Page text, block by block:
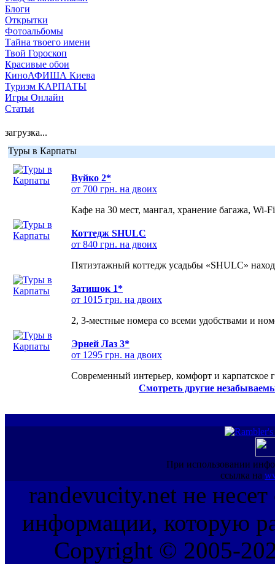
Блоги
Открытки
Фотоальбомы
Тайна твоего имени
Твой Гороскоп
Красивые обои
КиноАФИША Киева
Туризм КАРПАТЫ
Игры Онлайн
Статьи
загрузка...
Туры в Карпаты
Вуйко 2*
от 700 грн. на двоих
Кафе на 30 мест, мангал, хранение багажа, Wi-
Коттедж SHULC
от 840 грн. на двоих
Пятиэтажный коттедж усадьбы «SHULC»
Затишок 1*
от 1015 грн. на двоих
2, 3-местные номера со всеми удобствами и
Эрней Лаз 3*
от 1295 грн. на двоих
Современный интерьер, комфорт и карпатское
Смотреть другие
При использовании
ссылка на
randevucity.net не несет
информации, которую
Copyright © 2005-